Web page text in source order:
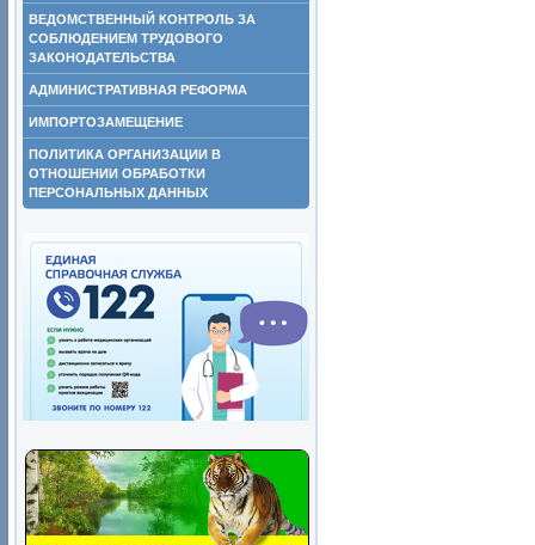
ВЕДОМСТВЕННЫЙ КОНТРОЛЬ ЗА
СОБЛЮДЕНИЕМ ТРУДОВОГО
ЗАКОНОДАТЕЛЬСТВА
АДМИНИСТРАТИВНАЯ РЕФОРМА
ИМПОРТОЗАМЕЩЕНИЕ
ПОЛИТИКА ОРГАНИЗАЦИИ В
ОТНОШЕНИИ ОБРАБОТКИ
ПЕРСОНАЛЬНЫХ ДАННЫХ